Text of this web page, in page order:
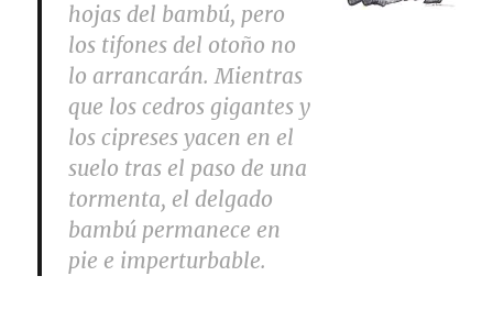
hojas del bambú, pero
los tifones del otoño no
lo arrancarán. Mientras
que los cedros gigantes y
los cipreses yacen en el
suelo tras el paso de una
tormenta, el delgado
bambú permanece en
pie e imperturbable.